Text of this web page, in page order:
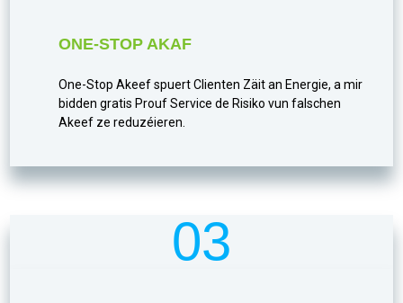
ONE-STOP AKAF
One-Stop Akeef spuert Clienten Zäit an Energie, a mir
bidden gratis Prouf Service de Risiko vun falschen
Akeef ze reduzéieren.
03